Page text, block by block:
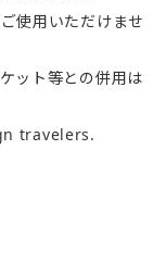
使用いただけませ
ット等との併用は
travelers.